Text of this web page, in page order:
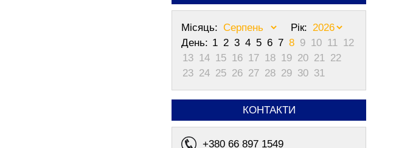
Місяць:
Рік:
День: 1 2 3 4 5 6 7 8 9 10 11 12
13 14 15 16 17 18 19 20 21 22
23 24 25 26 27 28 29 30 31
КОНТАКТИ
+380 66 897 1549